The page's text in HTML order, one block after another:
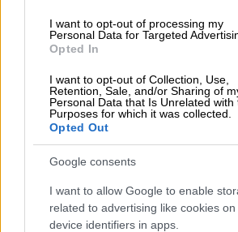
I want to opt-out of processing my
Personal Data for Targeted
Opted In
I want to opt-out of Collection, Use,
Retention, Sale, and/or Sharing of
Personal Data that Is Unrelated with
Purposes for which it was collected.
Opted Out
Google consents
I want to allow Google to enable
related to advertising like cookies
device identifiers in apps.
Ελλάδα|24.06.2024 18:38
Φωτιά στη Λαύκα
Σηκώθηκαν εναέρια μέσα
Διερευνώνται τα αίτια
των πυρκαγιών
Τα κατά τόπους ανακριτικά
και Κλιμάκια της Διεύθυνσης